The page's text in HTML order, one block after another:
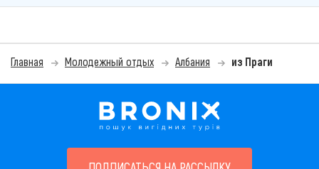
Главная Молодежный отдых Албания из Праги